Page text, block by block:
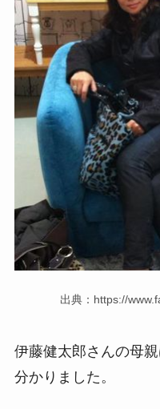
出典：https://
伊藤健太郎さんの母
分かりました。